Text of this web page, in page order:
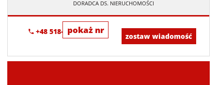
DORADCA DS. NIERUCHOMOŚCI
pokaż nr
+48 518-967-677
zostaw wiadomość